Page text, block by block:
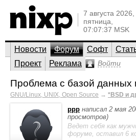
7 августа 2026,
пятница,
07:07:37 MSK
Новости Форум Софт
Проект
Реклама Войти
Проблема с базой данных
GNU/Linux, UNIX, Open Source → *BSD и
ppp написал 2 мая
просмотров)
Ведет себя как
форуме, оставил 6